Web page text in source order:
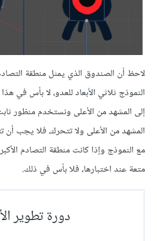
لاحظ أن الصندوق الذي يمثل منطقة
النموذج ثلاثي الأبعاد للعدو، لا بأس في
إلى المشهد من الأعلى ونستخدم منظور
المشهد من الأعلى ولا تتحرك، فلا يجب أن
مع النموذج وإذا كانت منطقة التصادم
متعة عند اختبارها، فلا بأس في ذلك.
دورة تطوير